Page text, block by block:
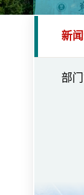
新
部